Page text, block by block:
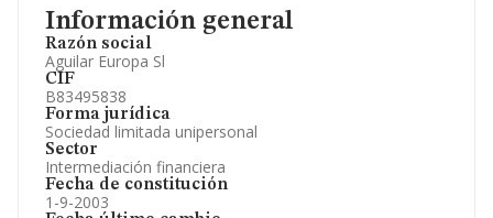
Información general
Razón social
Aguilar Europa Sl
CIF
B83495838
Forma jurídica
Sociedad limitada unipersonal
Sector
Intermediación financiera
Fecha de constitución
1-9-2003
Información oficial y registral complementaria.